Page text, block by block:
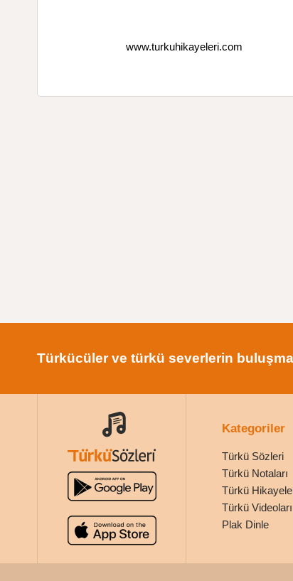
www.turkuhikayeleri.com
Türkücüler ve türkü severlerin
Kategoriler
Türkü Sözleri
Türkü Notaları
Türkü
Türkü Videoları
Plak Dinle